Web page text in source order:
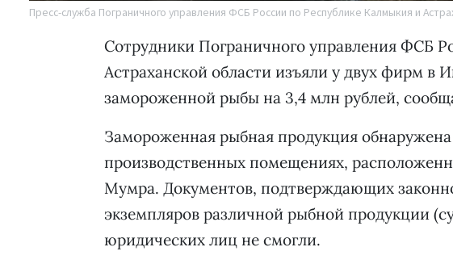
Пресс-служба Пограничного управления ФСБ России по Республике Калмыкия и
Сотрудники Пограничного управления ФСБ
Астраханской области изъяли у двух фирм в
замороженной рыбы на 3,4 млн рублей,
Замороженная рыбная продукция
производственных помещениях,
Мумра. Документов, подтверждающих
экземпляров различной рыбной продукции
юридических лиц не смогли.